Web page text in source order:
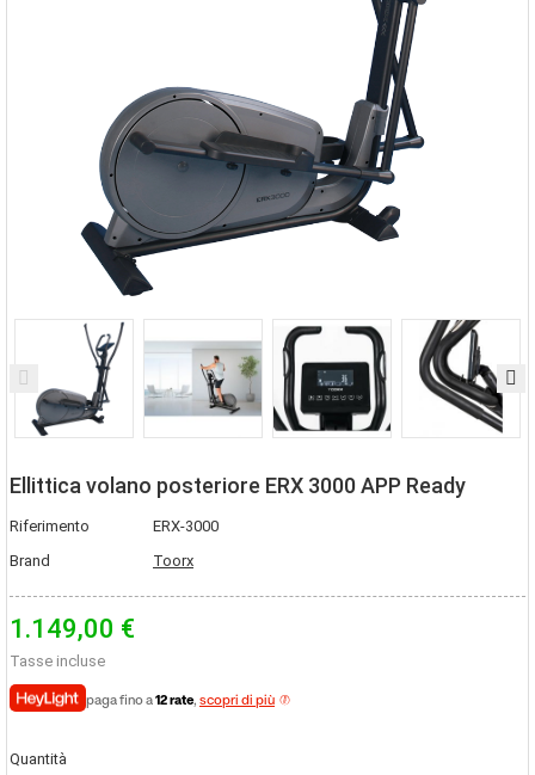
Ellittica volano posteriore ERX 3000 APP Ready
Riferimento
ERX-3000
Brand
Toorx
1.149,00 €
Tasse incluse
paga fino a12 rate, scopri di più
Quantità